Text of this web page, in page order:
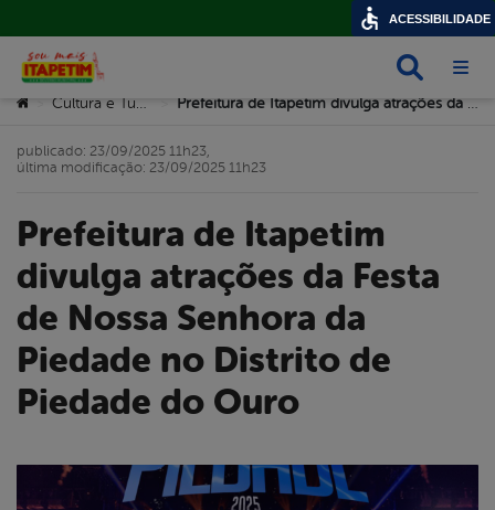
Você está aqui:
> Cultura e Turismo > Prefeitura de Itapetim divulga atrações da Festa de Nossa Senhora da Piedade no Distrito de Piedade do Ouro
Prefeitura de Itapetim
divulga atrações da Festa
de Nossa Senhora da
Piedade no Distrito de
Piedade do Ouro
publicado: 23/09/2025 11h23,
última modificação: 23/09/2025 11h23
ACESSIBILIDADE